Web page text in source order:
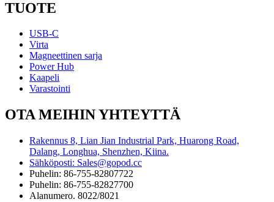
TUOTE
USB-C
Virta
Magneettinen sarja
Power Hub
Kaapeli
Varastointi
OTA MEIHIN YHTEYTTÄ
Rakennus 8, Lian Jian Industrial Park, Huarong Road,
Dalang, Longhua, Shenzhen, Kiina.
Sähköposti: Sales@gopod.cc
Puhelin: 86-755-82807722
Puhelin: 86-755-82827700
Alanumero. 8022/8021